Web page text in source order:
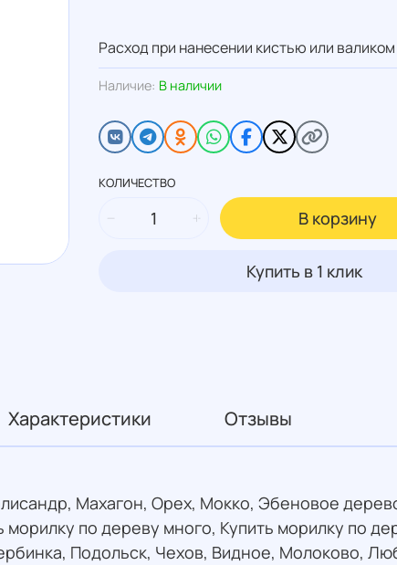
Наличие: В наличии
КОЛИЧЕСТВО
В корзину
Купить в 1 клик
Расход при нанесении кистью или
Характеристики Отзывы
Махагон, Орех, Мокко, Эбеновое
по дереву много, Купить морилку по
Подольск, Чехов, Видное, Молоково,